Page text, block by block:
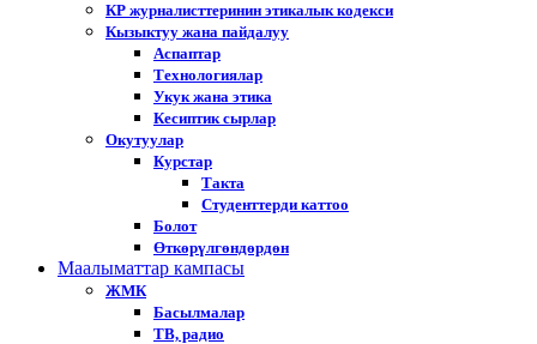
КР журналисттеринин этикалык кодекси
Кызыктуу жана пайдалуу
Аспаптар
Технологиялар
Укук жана этика
Кесиптик сырлар
Окутуулар
Курстар
Такта
Студенттерди каттоо
Болот
Өткөрүлгөндөрдөн
Маалыматтар кампасы
ЖМК
Басылмалар
ТВ, радио